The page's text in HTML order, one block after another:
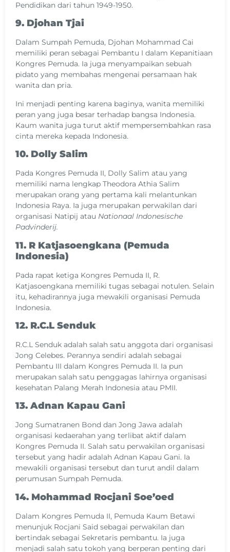
Pendidikan dari tahun 1949-1950.
9. Djohan Tjai
Dalam Sumpah Pemuda, Djohan Mohammad Cai
memiliki peran sebagai Pembantu I dalam Kepanitiaan
Kongres Pemuda. Ia juga menyampaikan sebuah
pidato yang membahas mengenai persamaan hak
wanita dan pria.
Ini menjadi penting karena baginya, wanita memiliki
peran yang juga besar terhadap bangsa Indonesia.
Kaum wanita juga turut aktif mempersembahkan rasa
cinta mereka kepada Indonesia.
10. Dolly Salim
Pada Kongres Pemuda II, Dolly Salim atau yang
memiliki nama lengkap Theodora Athia Salim
merupakan orang yang pertama kali melantunkan
Indonesia Raya. Ia juga merupakan perwakilan dari
organisasi Natipij atau Nationaal Indonesische
Padvinderij.
11. R Katjasoengkana (Pemuda
Indonesia)
Pada rapat ketiga Kongres Pemuda II, R.
Katjasoengkana memiliki tugas sebagai notulen. Selain
itu, kehadirannya juga mewakili organisasi Pemuda
Indonesia.
12. R.C.L Senduk
R.C.L Senduk adalah salah satu anggota dari organisasi
Jong Celebes. Perannya sendiri adalah sebagai
Pembantu III dalam Kongres Pemuda II. Ia pun
merupakan salah satu penggagas lahirnya organisasi
kesehatan Palang Merah Indonesia atau PMII.
13. Adnan Kapau Gani
Jong Sumatranen Bond dan Jong Jawa adalah
organisasi kedaerahan yang terlibat aktif dalam
Kongres Pemuda II. Salah satu perwakilan organisasi
tersebut yang hadir adalah Adnan Kapau Gani. Ia
mewakili organisasi tersebut dan turut andil dalam
perumusan Sumpah Pemuda.
14. Mohammad Rocjani Soe’oed
Dalam Kongres Pemuda II, Pemuda Kaum Betawi
menunjuk Rocjani Said sebagai perwakilan dan
bertindak sebagai Sekretaris pembantu. Ia juga
menjadi salah satu tokoh yang berperan penting dari